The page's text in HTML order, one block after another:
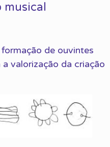
musical
de ouvintes
valorização da criação